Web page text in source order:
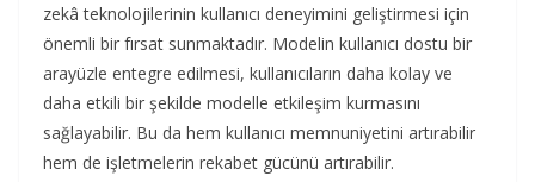
zekâ teknolojilerinin kullanıcı deneyimini geliştirmesi için
önemli bir fırsat sunmaktadır. Modelin kullanıcı dostu bir
arayüzle entegre edilmesi, kullanıcıların daha kolay ve
daha etkili bir şekilde modelle etkileşim kurmasını
sağlayabilir. Bu da hem kullanıcı memnuniyetini artırabilir
hem de işletmelerin rekabet gücünü artırabilir.